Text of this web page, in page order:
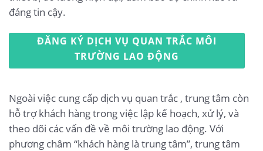
đáng tin cậy.
ĐĂNG KÝ DỊCH VỤ QUAN TRẮC MÔI
TRƯỜNG LAO ĐỘNG
Ngoài việc cung cấp dịch vụ quan trắc , trung tâm còn
hỗ trợ khách hàng trong việc lập kế hoạch, xử lý, và
theo dõi các vấn đề về môi trường lao động. Với
phương châm “khách hàng là trung tâm”, trung tâm